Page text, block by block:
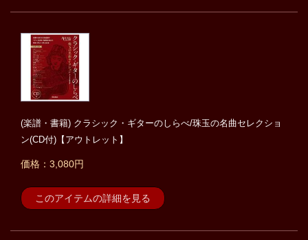
(楽譜・書籍) クラシック・ギターのしらべ/珠玉の名曲セレクショ
ン(CD付)【アウトレット】
価格：3,080円
このアイテムの詳細を見る